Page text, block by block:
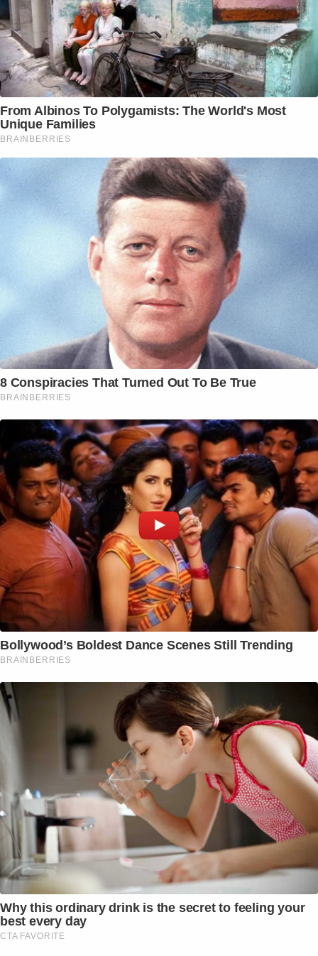
From Albinos To Polygamists: The World's Most
Unique Families
BRAINBERRIES
8 Conspiracies That Turned Out To Be True
BRAINBERRIES
Bollywood’s Boldest Dance Scenes Still Trending
BRAINBERRIES
Why this ordinary drink is the secret to feeling your
best every day
CTA FAVORITE